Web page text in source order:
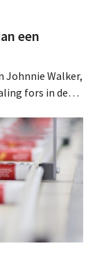
een
Johnnie Walker,
fors in de